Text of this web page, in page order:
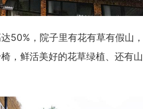
50%，院子里有花有草有假山
，鲜活美好的花草绿植、还有